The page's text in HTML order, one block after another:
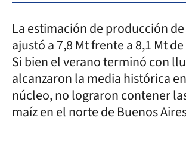
La estimación de producción de
ajustó a 7,8 Mt frente a 8,1 Mt
Si bien el verano terminó con
alcanzaron la media histórica
núcleo, no lograron contener
maíz en el norte de Buenos